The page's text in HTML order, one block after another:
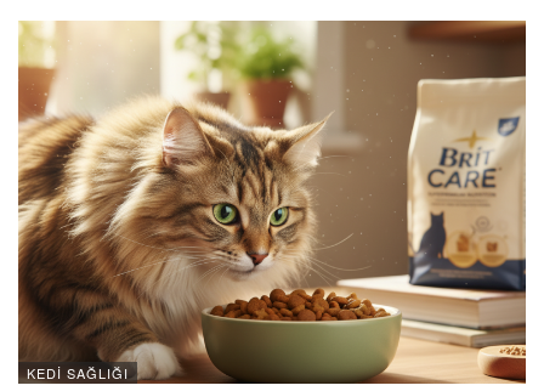
KEDI SAĞLIĞI